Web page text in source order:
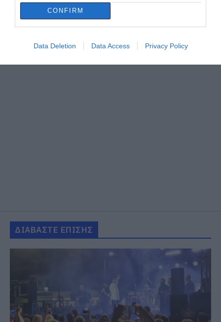
CONFIRM
Data Deletion Data Access Privacy Policy
ΔΙΑΒΑΣΤΕ ΕΠΙΣΗΣ